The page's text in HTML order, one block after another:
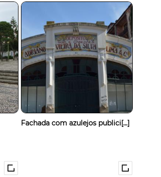
Fachada com azulejos publici[...]